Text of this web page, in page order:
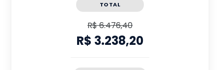
TOTAL
R$ 6.476,40
R$ 3.238,20